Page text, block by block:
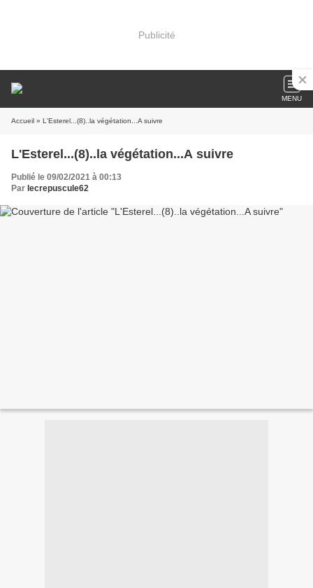
Publicité
MENU
Accueil » L'Esterel...(8)..la végétation...A suivre
L'Esterel...(8)..la végétation...A suivre
Publié le 09/02/2021 à 00:13
Par lecrepuscule62